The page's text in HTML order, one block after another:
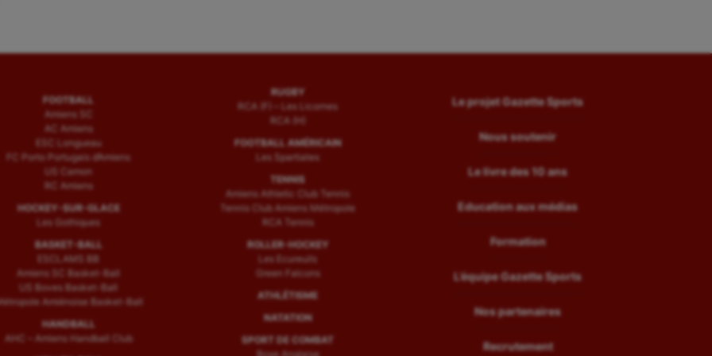
FOOTBALL
Amiens SC
AC Amiens
ESC Longueau
FC Porto Portugais d’Amiens
US Camon
RC Amiens
HOCKEY-SUR-GLACE
Les Gothiques
BASKET-BALL
ESCLAMS BB
Amiens SC Basket-Ball
US Boves Basket-Ball
Amiénoise Basket-Ball
HANDBALL
AHC – Amiens Handball Club
RUGBY
RCA (F) – Les Licornes
RCA (H)
FOOTBALL AMÉRICAIN
Les Spartiates
TENNIS
Amiens Athletic Club Tennis
Tennis Club Amiens Métropole
RCA Tennis
ROLLER-HOCKEY
Les Ecureuils
Green Falcons
ATHLÉTISME
NATATION
SPORT DE COMBAT
Le projet Gazette Sports
Nous soutenir
Le livre des 10 ans
Education aux médias
Formation
L’équipe Gazette Sports
Nos partenaires
Recrutement